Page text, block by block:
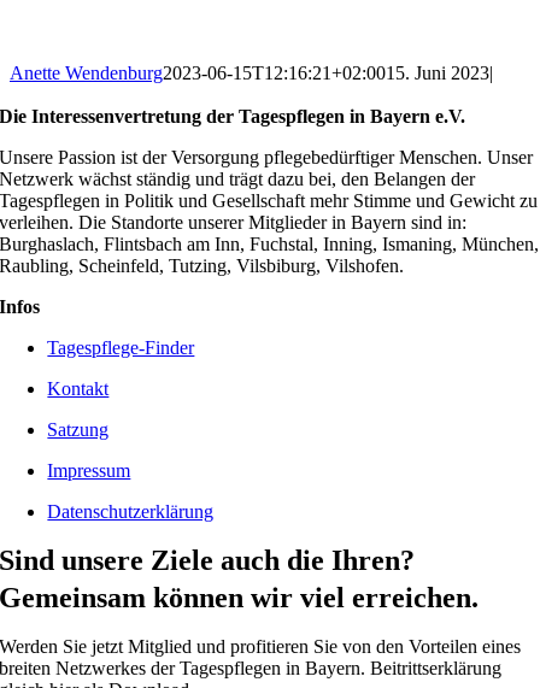
Anette Wendenburg2023-06-15T12:16:21+02:0015. Juni 2023|
Die Interessenvertretung der Tagespflegen in Bayern e.V.
Unsere Passion ist der Versorgung pflegebedürftiger Menschen. Unser
Netzwerk wächst ständig und trägt dazu bei, den Belangen der
Tagespflegen in Politik und Gesellschaft mehr Stimme und Gewicht zu
verleihen. Die Standorte unserer Mitglieder in Bayern sind in:
Burghaslach, Flintsbach am Inn, Fuchstal, Inning, Ismaning, München,
Raubling, Scheinfeld, Tutzing, Vilsbiburg, Vilshofen.
Infos
Tagespflege-Finder
Kontakt
Satzung
Impressum
Datenschutzerklärung
Sind unsere Ziele auch die Ihren?
Gemeinsam können wir viel erreichen.
Werden Sie jetzt Mitglied und profitieren Sie von den Vorteilen eines
breiten Netzwerkes der Tagespflegen in Bayern. Beitrittserklärung